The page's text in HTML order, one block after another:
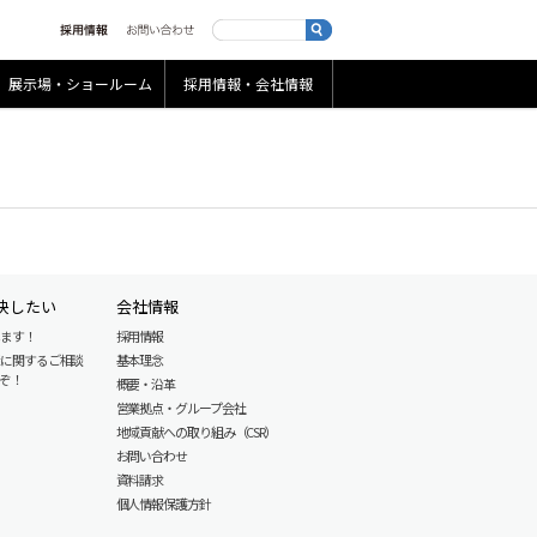
展示場・ショールーム 採用情報・会社情報
したい
す！
関するご相談
！
会社情報
採用情報
基本理念
概要・沿革
営業拠点・グループ会社
地域貢献への取り組み（CSR）
お問い合わせ
資料請求
個人情報保護方針